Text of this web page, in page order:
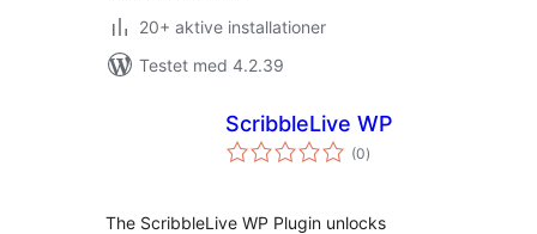
20+ aktive installationer
Testet med 4.2.39
ScribbleLive WP
(0totale
bedømmelser
)
The ScribbleLive WP Plugin unlocks